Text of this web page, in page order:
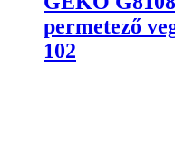
permetező
102